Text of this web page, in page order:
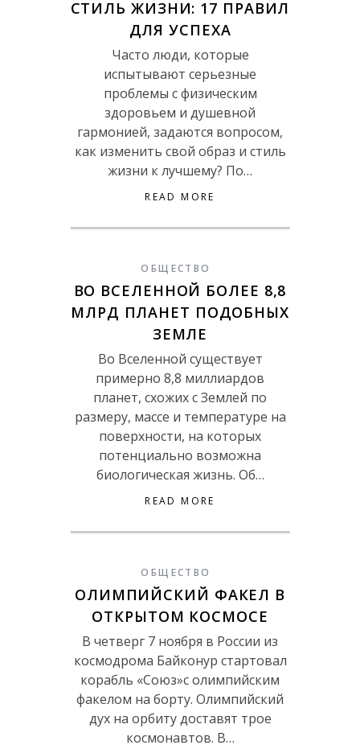
СТИЛЬ ЖИЗНИ: 17 ПРАВИЛ
ДЛЯ УСПЕХА
Часто люди, которые
испытывают серьезные
проблемы с физическим
здоровьем и душевной
гармонией, задаются вопросом,
как изменить свой образ и стиль
жизни к лучшему? По…
READ MORE
ОБЩЕСТВО
ВО ВСЕЛЕННОЙ БОЛЕЕ 8,8
МЛРД ПЛАНЕТ ПОДОБНЫХ
ЗЕМЛЕ
Во Вселенной существует
примерно 8,8 миллиардов
планет, схожих с Землей по
размеру, массе и температуре на
поверхности, на которых
потенциально возможна
биологическая жизнь. Об…
READ MORE
ОБЩЕСТВО
ОЛИМПИЙСКИЙ ФАКЕЛ В
ОТКРЫТОМ КОСМОСЕ
В четверг 7 ноября в России из
космодрома Байконур стартовал
корабль «Союз»с олимпийским
факелом на борту. Олимпийский
дух на орбиту доставят трое
космонавтов. В…